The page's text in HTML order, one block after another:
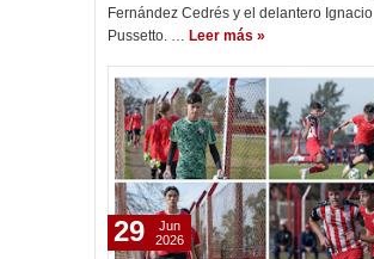
Fernández Cedrés y el delantero Ignacio
Pussetto. … Leer más »
29
Jun
2026